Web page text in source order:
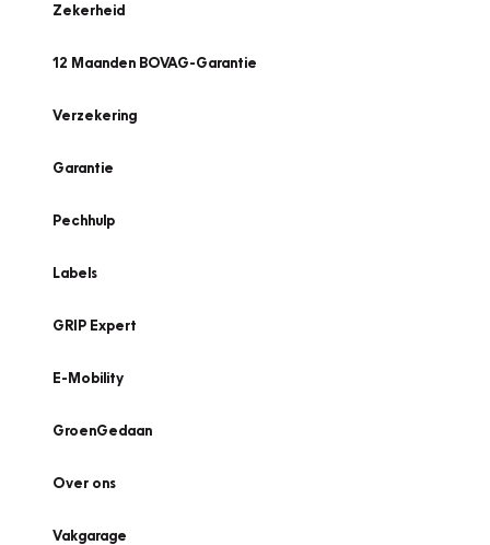
Zekerheid
12 Maanden BOVAG-Garantie
Verzekering
Garantie
Pechhulp
Labels
GRIP Expert
E-Mobility
GroenGedaan
Over ons
Vakgarage